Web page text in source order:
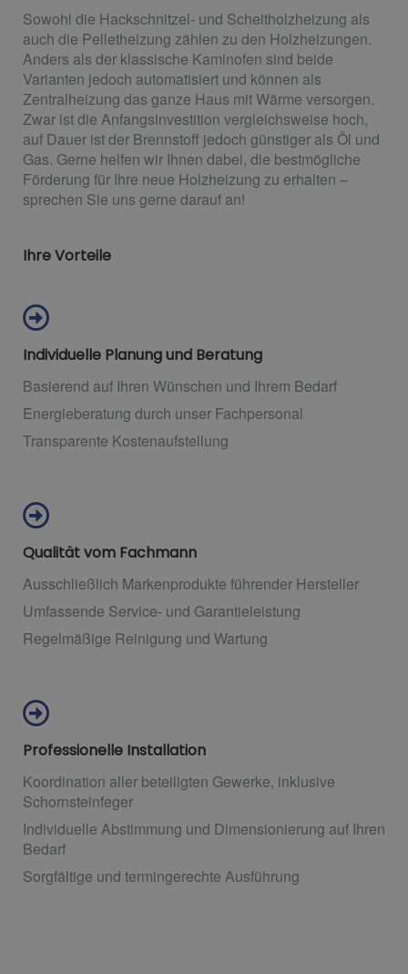
Sowohl die Hackschnitzel- und Scheitholzheizung als
auch die Pelletheizung zählen zu den Holzheizungen.
Anders als der klassische Kaminofen sind beide
Varianten jedoch automatisiert und können als
Zentralheizung das ganze Haus mit Wärme versorgen.
Zwar ist die Anfangsinvestition vergleichsweise hoch,
auf Dauer ist der Brennstoff jedoch günstiger als Öl und
Gas. Gerne helfen wir Ihnen dabei, die bestmögliche
Förderung für Ihre neue Holzheizung zu erhalten –
sprechen Sie uns gerne darauf an!
Ihre Vorteile
Individuelle Planung und Beratung
Basierend auf Ihren Wünschen und Ihrem Bedarf
Energieberatung durch unser Fachpersonal
Transparente Kostenaufstellung
Qualität vom Fachmann
Ausschließlich Markenprodukte führender Hersteller
Umfassende Service- und Garantieleistung
Regelmäßige Reinigung und Wartung
Professionelle Installation
Koordination aller beteiligten Gewerke, inklusive
Schornsteinfeger
Individuelle Abstimmung und Dimensionierung auf Ihren
Bedarf
Sorgfältige und termingerechte Ausführung